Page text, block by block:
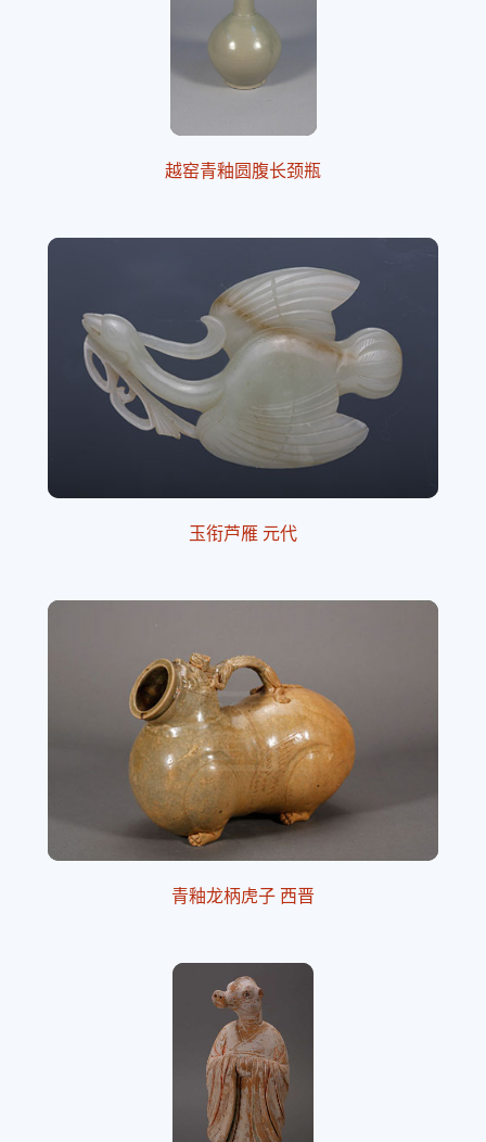
越窑青釉圆腹长颈瓶
玉衔芦雁 元代
青釉龙柄虎子 西晋